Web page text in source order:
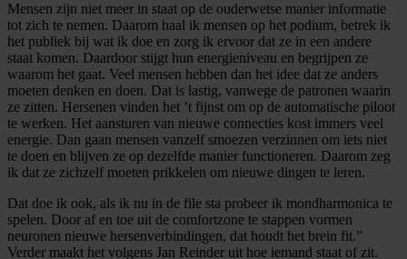
Mensen zijn niet meer in staat op de ouderwetse manier informatie
tot zich te nemen. Daarom haal ik mensen op het podium, betrek ik
het publiek bij wat ik doe en zorg ik ervoor dat ze in een andere
staat komen. Daardoor stijgt hun energieniveau en begrijpen ze
waarom het gaat. Veel mensen hebben dan het idee dat ze anders
moeten denken en doen. Dat is lastig, vanwege de patronen waarin
ze zitten. Hersenen vinden het ’t fijnst om op de automatische piloot
te werken. Het aansturen van nieuwe connecties kost immers veel
energie. Dan gaan mensen vanzelf smoezen verzinnen om iets niet
te doen en blijven ze op dezelfde manier functioneren. Daarom zeg
ik dat ze zichzelf moeten prikkelen om nieuwe dingen te leren.
Dat doe ik ook, als ik nu in de file sta probeer ik mondharmonica te
spelen. Door af en toe uit de comfortzone te stappen vormen
neuronen nieuwe hersenverbindingen, dat houdt het brein fit.”
Verder maakt het volgens Jan Reinder uit hoe iemand staat of zit.